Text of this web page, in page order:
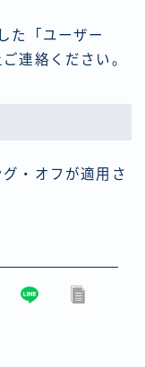
た「ユーザー
連絡ください。
・オフが適用さ